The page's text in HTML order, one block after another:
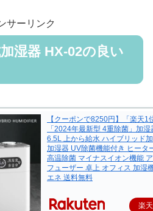
サーリンク
湿器 HX-02の良い
【クーポンで8250円】「楽天1
「2024年最新型 4重除菌」加
6.5L 上から給水 ハイブリッド
加湿器 UV除菌機能付き ヒータ
高温除菌 マイナスイオン機能
フューザー 卓上 オフィス 加湿
エネ 送料無料
楽